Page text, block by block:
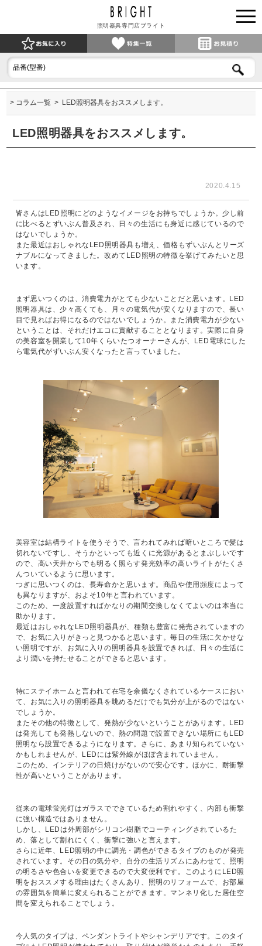
照明器具専門店ブライト
コラム一覧 LED照明器具をおススメします。
LED照明器具をおススメします。
2020.4.15
皆さんはLED照明にどのようなイメージをお持ちでしょうか。少し前
に比べるとずいぶん普及され、日々の生活にも身近に感じているので
はないでしょうか。
また最近はおしゃれなLED照明器具も増え、価格もずいぶんとリーズ
ナブルになってきました。改めてLED照明の特徴を挙げてみたいと思
います。
まず思いつくのは、消費電力がとても少ないことだと思います。LED
照明器具は、少々高くても、月々の電気代が安くなりますので、長い
目で見ればお得になるのではないでしょうか。また消費電力が少ない
ということは、それだけエコに貢献することとなります。実際に自身
の美容室を開業して10年くらいたつオーナーさんが、LED電球にした
ら電気代がずいぶん安くなったと言っていました。
美容室は結構ライトを使うそうで、言われてみれば暗いところで髪は
切れないですし、そうかといっても近くに光源があるとまぶしいです
ので、高い天井からでも明るく照らす発光効率の高いライトがたくさ
んついているように思います。
つぎに思いつくのは、長寿命かと思います。商品や使用頻度によって
も異なりますが、およそ10年と言われています。
このため、一度設置すればかなりの期間交換しなくてよいのは本当に
助かります。
最近はおしゃれなLED照明器具が、種類も豊富に発売されていますの
で、お気に入りがきっと見つかると思います。毎日の生活に欠かせな
い照明ですが、お気に入りの照明器具を設置できれば、日々の生活に
より潤いを持たせることができると思います。
特にステイホームと言われて在宅を余儀なくされているケースにおい
て、お気に入りの照明器具を眺めるだけでも気分が上がるのではない
でしょうか。
またその他の特徴として、発熱が少ないということがあります。LED
は発光しても発熱しないので、熱の問題で設置できない場所にもLED
照明なら設置できるようになります。さらに、あまり知られていない
かもしれませんが、LEDには紫外線がほぼ含まれていません。
このため、インテリアの日焼けがないので安心です。ほかに、耐衝撃
性が高いということがあります。
従来の電球蛍光灯はガラスでできているため割れやすく、内部も衝撃
に強い構造ではありません。
しかし、LEDは外周部がシリコン樹脂でコーティングされているた
め、落として割れにくく、衝撃に強いと言えます。
さらに近年、LED照明の中に調光・調色ができるタイプのものが発売
されています。その日の気分や、自分の生活リズムにあわせて、照明
の明るさや色合いを変更できるので大変便利です。このようにLED照
明をおススメする理由はたくさんあり、照明のリフォームで、お部屋
の雰囲気を簡単に変えられることができます。マンネリ化した居住空
間を変えられることでしょう。
今人気のタイプは、ペンダントライトやシャンデリアです。このタイ